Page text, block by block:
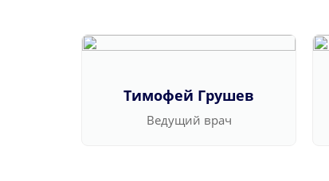
Тимофей Грушев
Ведущий врач